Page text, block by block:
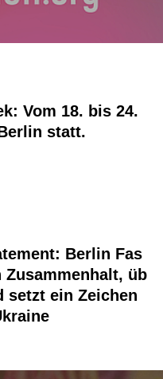
Vom 18. bis 24.
statt.
Berlin Fas
Zusammenhalt, üb
setzt ein Zeichen